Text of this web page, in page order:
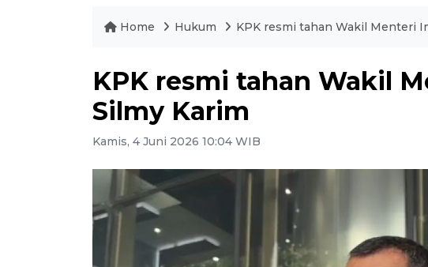
Home Hukum KPK resmi tahan Wakil Menteri
KPK resmi tahan Wakil
Silmy Karim
Kamis, 4 Juni 2026 10:04 WIB